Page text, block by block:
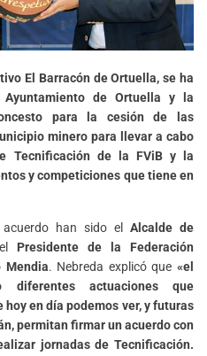
El Barracón de Ortuella, se ha
de Ortuella y la
para la cesión de las
minero para llevar a cabo
Tecnificación de la FViB y la
y competiciones que tiene en
han sido el
Alcalde de
Presidente de la Federación
Mendia. Nebreda explicó que «el
diferentes actuaciones que
en día podemos ver, y futuras
permitan firmar un acuerdo con
jornadas de Tecnificación.